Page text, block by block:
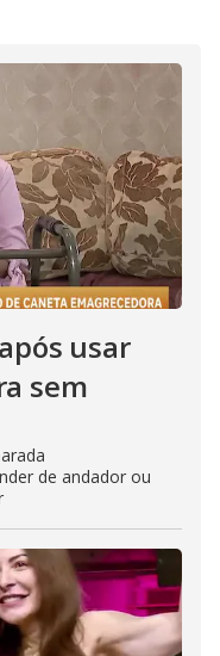
usar
sem
de andador ou